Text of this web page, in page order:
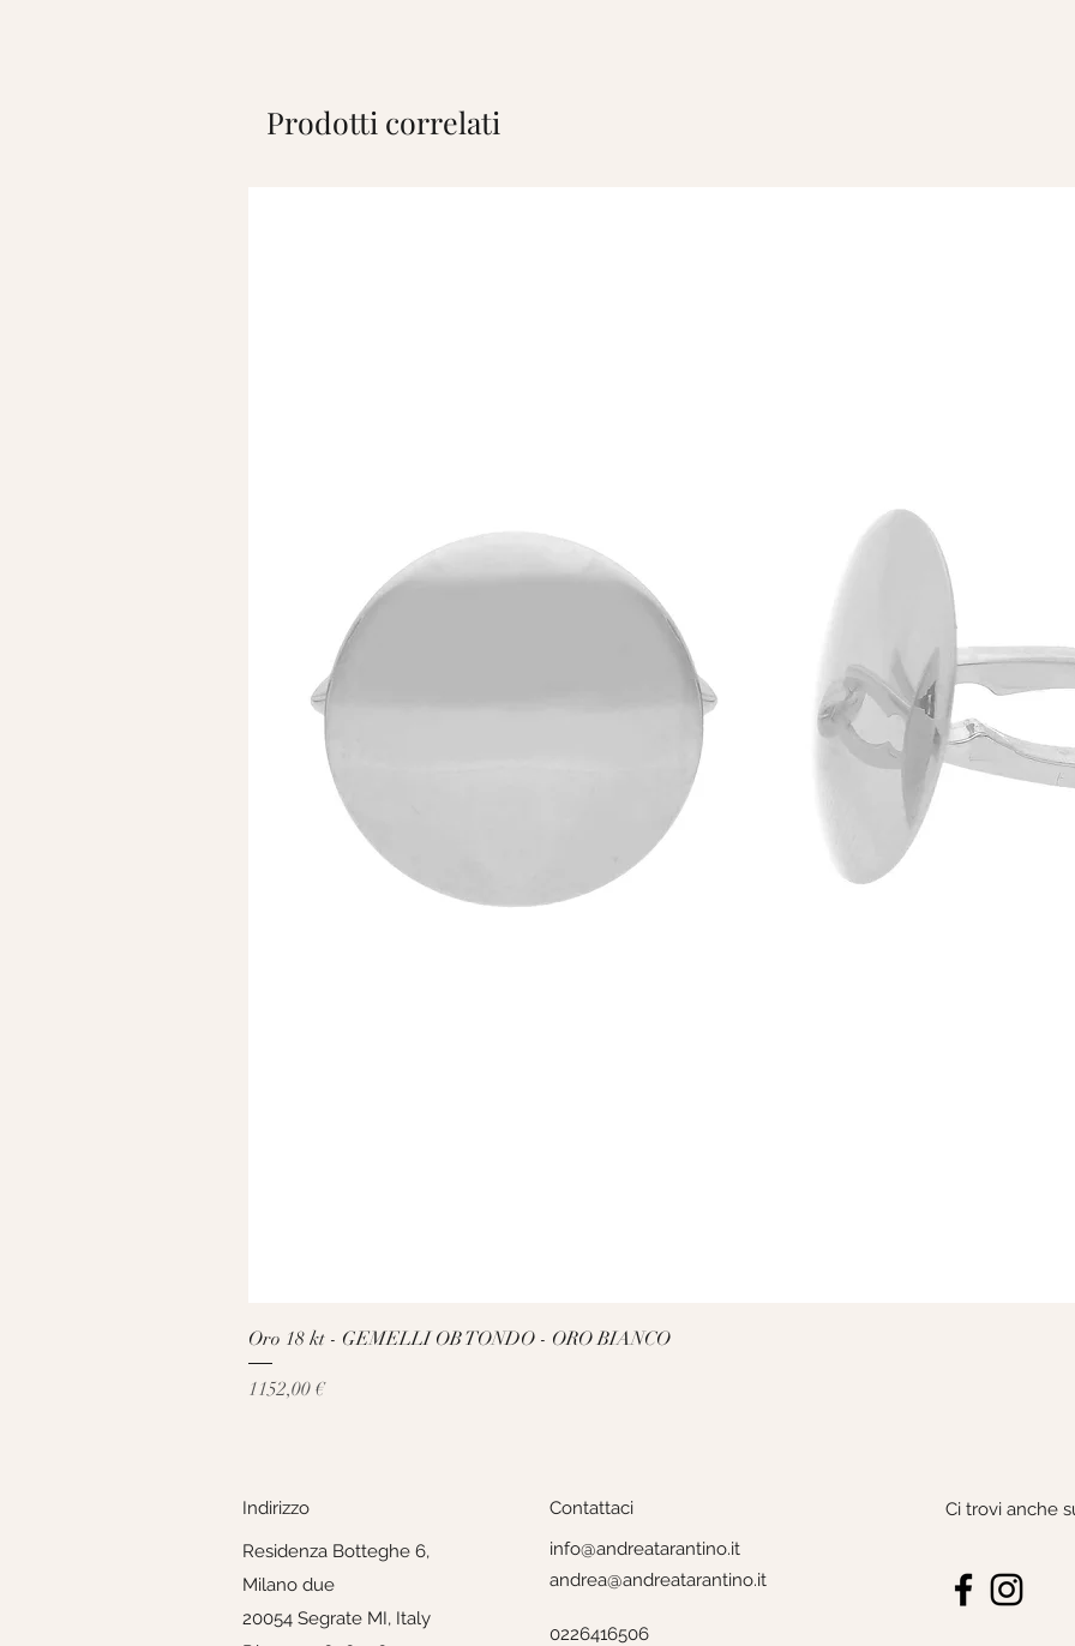
Prodotti correlati
Oro 18 kt - GEMELLI OB TONDO - ORO BIANCO
Prezzo
1152,00 €
Indirizzo
Residenza Botteghe 6,
Milano due
20054 Segrate MI, Italy
Contattaci
info@andreatarantino.it
andrea@andreatarantino.it
0226416506
Ci trovi anche